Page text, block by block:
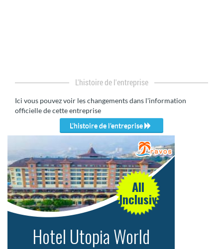
L'histoire de l'entreprise
Ici vous pouvez voir les changements dans l'information
officielle de cette entreprise
L'histoire de l'entreprise